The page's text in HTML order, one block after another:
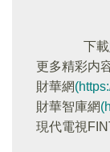
下
更多精彩内
財華網
財華智庫網
現代電視